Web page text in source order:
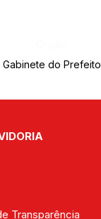
Gabinete do Prefeito
Transparência